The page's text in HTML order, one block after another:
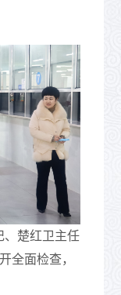
楚红卫主任
全面检查，